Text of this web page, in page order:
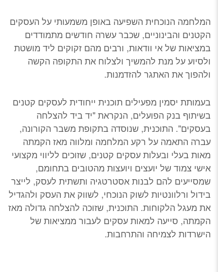
המלחמה הנוכחית השפיעה באופן משמעותי על העסקים
הקטנים והבינוניים, שכבר עשרה חודשים מתמודדים
במציאות של אי וודאות, ורבים מהם זקוקים ליד מושטת
ולסיוע על מנת להמשיך ולצלוח את התקופה הקשה
ולהפוך את האתגר להזדמנות.
בעמותת יסמין מפעילים תוכנית ייחודית לעסקים קטנים
בשיתוף בנק הפועלים, הנקראת "יד ביד להצלחה
בעסקים". התוכנית, שנוסדה בתקופת משבר הקורונה,
עברה התאמה על רקע המלחמה ומלווה מאז הקמתה
מאות בעלי ובעלות עסקים קטנים, שזוכים לליווי מקצועי
אישי צמוד של יועצים ויועצות מהטובים בתחומם,
שמסייעים להם לבנות אסטרטגיה ותשתית לעסק, לייצר
בידול ורלוונטיות לשוק הנוכחי, לשווק את העסק ולהגדיל
את מעגל הלקוחות. התוכנית, שזוכה להצלחה גדולה מאז
הקמתה, סייעה למאות עסקים לעבור ממציאות של
הישרדות לצמיחה והתרחבות.